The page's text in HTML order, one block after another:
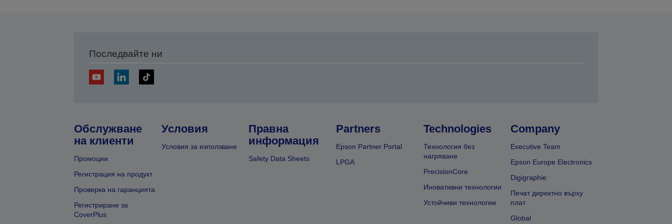
Последвайте ни
Обслужване
на клиенти
Промоции
Регистрация на продукт
Проверка на гаранцията
Регистриране за
CoverPlus
Условия
Условия за използване
Правна
информация
Safety Data Sheets
Partners
Epson Partner Portal
LPGA
Technologies
Технология без
нагряване
PrecisionCore
Иновативни технологии
Устойчиви технологии
Company
Executive Team
Epson Europe Electronics
Digigraphie
Печат директно върху
плат
Global